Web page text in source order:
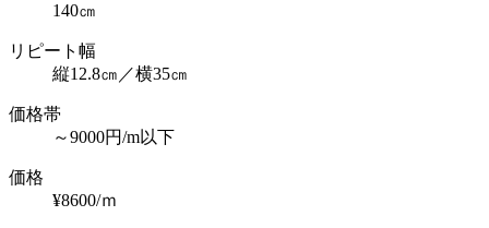
140㎝
リピート幅
縦12.8㎝／横35㎝
価格帯
～9000円/m以下
価格
¥8600/ｍ